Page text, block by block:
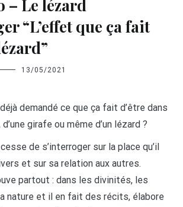
– Le lézard
“L’effet que ça fait
13/05/2021
demandé ce que ça fait d’être dans
d’une girafe ou même d’un lézard ?
de s’interroger sur la place qu’il
et sur sa relation aux autres.
partout : dans les divinités, les
nature et il en fait des récits, élabore